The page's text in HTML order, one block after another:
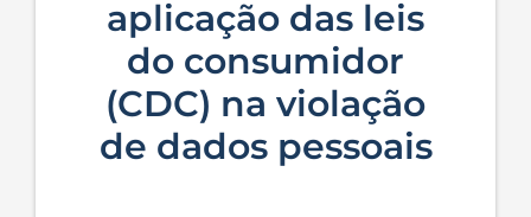
aplicação das leis
do consumidor
(CDC) na violação
de dados pessoais